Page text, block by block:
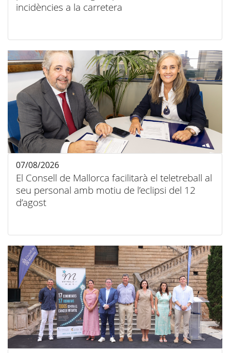
incidències a la carretera
El Consell de Mallorca facilitarà el teletreball al
seu personal amb motiu de l’eclipsi del 12
d’agost
07/08/2026